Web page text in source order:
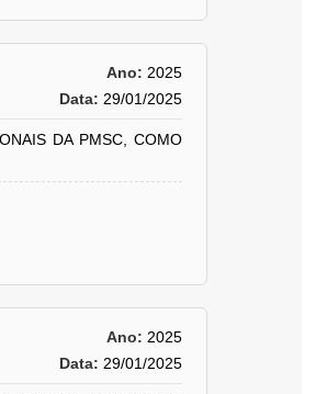
Ano: 2025
Data: 29/01/2025
DA PMSC, COMO
Ano: 2025
Data: 29/01/2025